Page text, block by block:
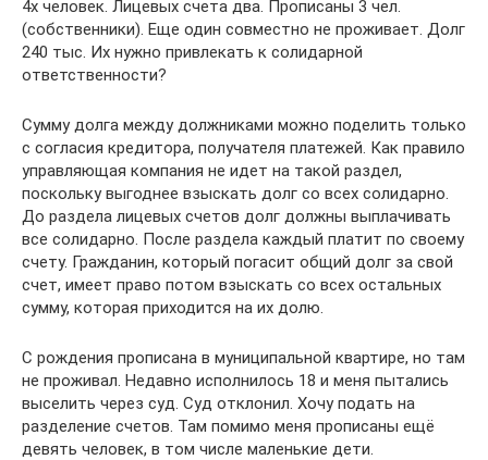
4х человек. Лицевых счета два. Прописаны 3 чел.
(собственники). Еще один совместно не проживает. Долг
240 тыс. Их нужно привлекать к солидарной
ответственности?
Сумму долга между должниками можно поделить только
с согласия кредитора, получателя платежей. Как правило
управляющая компания не идет на такой раздел,
поскольку выгоднее взыскать долг со всех солидарно.
До раздела лицевых счетов долг должны выплачивать
все солидарно. После раздела каждый платит по своему
счету. Гражданин, который погасит общий долг за свой
счет, имеет право потом взыскать со всех остальных
сумму, которая приходится на их долю.
С рождения прописана в муниципальной квартире, но там
не проживал. Недавно исполнилось 18 и меня пытались
выселить через суд. Суд отклонил. Хочу подать на
разделение счетов. Там помимо меня прописаны ещё
девять человек, в том числе маленькие дети.